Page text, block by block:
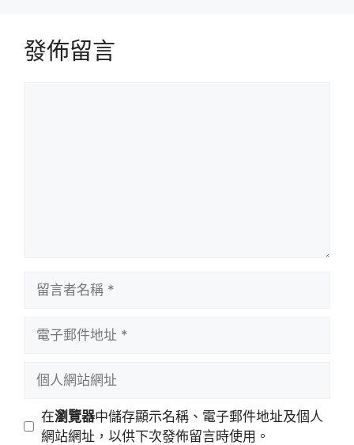
發佈留言
址
站
在瀏覽器中儲存顯示名稱、電子郵件地址及個人
網站網址，以供下次發佈留言時使用。